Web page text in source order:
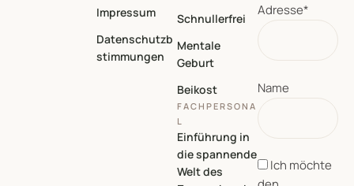
Impressum
Datenschutzb
stimmungen
Schnullerfrei
Mentale
Geburt
Beikost
FACHPERSONA
L
Einführung in
die spannende
Welt des
Adresse*
Name
Ich möchte